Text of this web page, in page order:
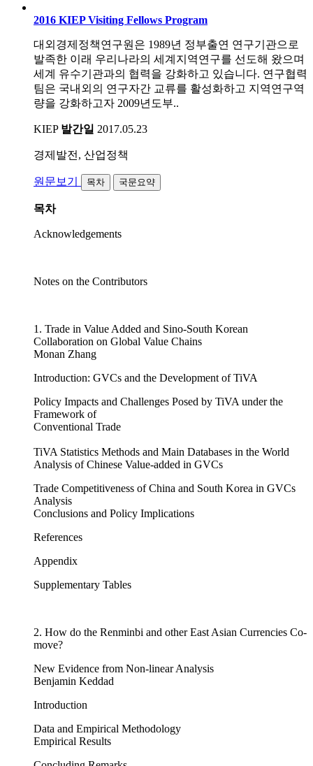
2016 KIEP Visiting Fellows Program
대외경제정책연구원은 1989년 정부출연 연구기관으로
발족한 이래 우리나라의 세계지역연구를 선도해 왔으며
세계 유수기관과의 협력을 강화하고 있습니다. 연구협력
팀은 국내외의 연구자간 교류를 활성화하고 지역연구역
량을 강화하고자 2009년도부..
KIEP 발간일 2017.05.23
경제발전, 산업정책
원문보기 목차 국문요약
목차
Acknowledgements
Notes on the Contributors
1. Trade in Value Added and Sino-South Korean
Collaboration on Global Value Chains
Monan Zhang
Introduction: GVCs and the Development of TiVA
Policy Impacts and Challenges Posed by TiVA under the
Framework of
Conventional Trade
TiVA Statistics Methods and Main Databases in the World
Analysis of Chinese Value-added in GVCs
Trade Competitiveness of China and South Korea in GVCs
Analysis
Conclusions and Policy Implications
References
Appendix
Supplementary Tables
2. How do the Renminbi and other East Asian Currencies Co-
move?
New Evidence from Non-linear Analysis
Benjamin Keddad
Introduction
Data and Empirical Methodology
Empirical Results